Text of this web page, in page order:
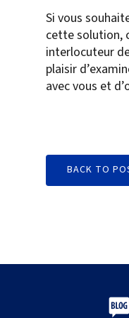
Si vous
cette solution,
interlocuteur
plaisir
avec vous et
BACK TO